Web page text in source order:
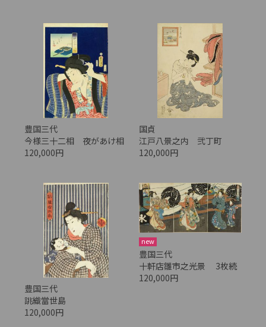
豊国三代
今様三十二相 夜があけ相
120,000円
国貞
江戸八景之内 弐丁町
120,000円
豊国三代
誂織當世島
120,000円
new
豊国三代
十軒店雛市之光景 3枚続
120,000円